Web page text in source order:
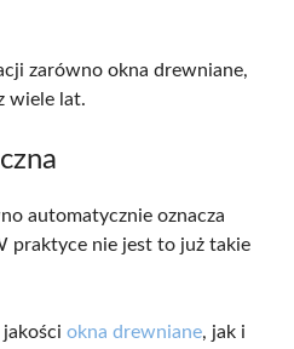
zarówno okna drewniane,
wiele lat.
automatycznie oznacza
praktyce nie jest to już takie
okna drewniane, jak i